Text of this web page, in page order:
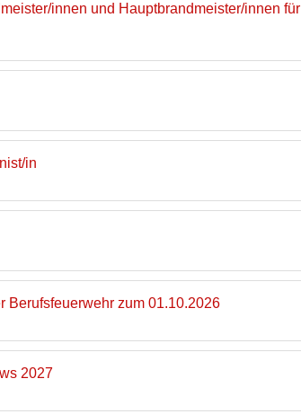
innen und Hauptbrandmeister/innen für
in
Berufsfeuerwehr zum 01.10.2026
2027